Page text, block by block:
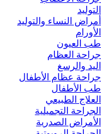
التوليد
أمراض النساء والتوليد
الأورام
طب العيون
جراحة العظام
اليد والرسغ
جراحة عظام الأطفال
طب الأطفال
العلاج الطبيعي
الجراحة التجميلية
الأمراض الصدرية